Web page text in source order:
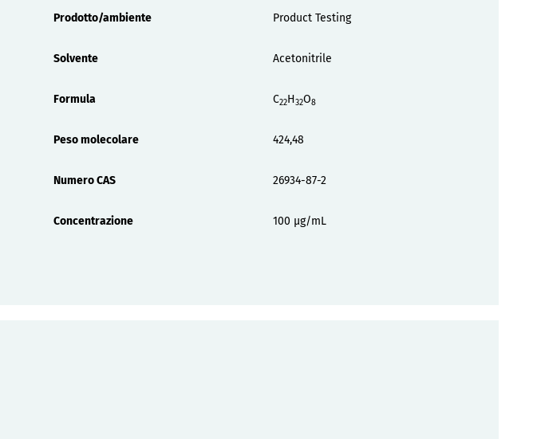
Prodotto/ambiente Product Testing
Solvente Acetonitrile
Formula C22H32O8
Peso molecolare 424,48
Numero CAS 26934-87-2
Concentrazione 100 µg/mL